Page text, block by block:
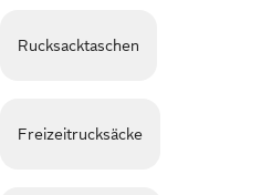
Rucksacktaschen
Freizeitrucksäcke